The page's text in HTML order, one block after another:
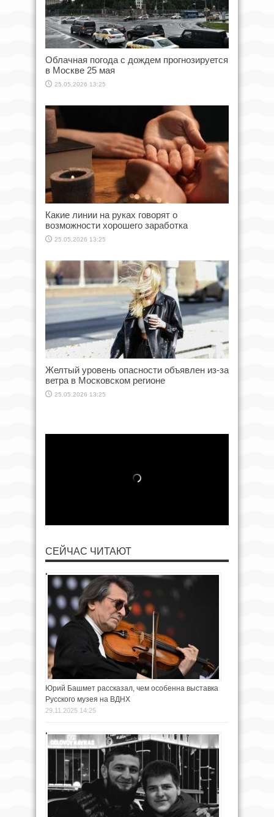
Облачная погода с дождем прогнозируется
в Москве 25 мая
25.05.2026 13:25
Какие линии на руках говорят о
возможности хорошего заработка
25.05.2026 13:25
Желтый уровень опасности объявлен из-за
ветра в Московском регионе
25.05.2026 13:25
СЕЙЧАС ЧИТАЮТ
Юрий Башмет рассказал, чем особенна выставка
Русского музея на ВДНХ
29.11.2025 14:25